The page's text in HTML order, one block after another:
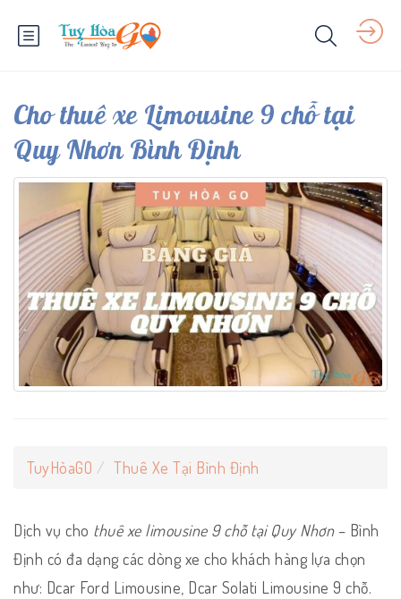
Cho thuê xe Limousine 9 chỗ tại
Quy Nhơn Bình Định
TuyHòaGO Thuê Xe Tại Bình Định
Dịch vụ cho thuê xe limousine 9 chỗ tại Quy Nhơn– Bình
Định có đa dạng các dòng xe cho khách hàng lựa chọn
như: Dcar Ford Limousine, Dcar Solati Limousine 9 chỗ.